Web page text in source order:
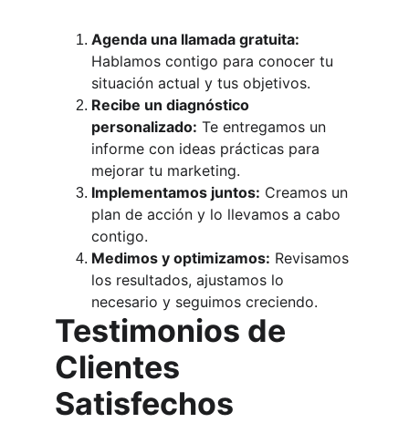
Agenda una llamada gratuita:
Hablamos contigo para conocer tu
situación actual y tus objetivos.
Recibe un diagnóstico
personalizado: Te entregamos un
informe con ideas prácticas para
mejorar tu marketing.
Implementamos juntos: Creamos un
plan de acción y lo llevamos a cabo
contigo.
Medimos y optimizamos: Revisamos
los resultados, ajustamos lo
necesario y seguimos creciendo.
Testimonios de
Clientes
Satisfechos